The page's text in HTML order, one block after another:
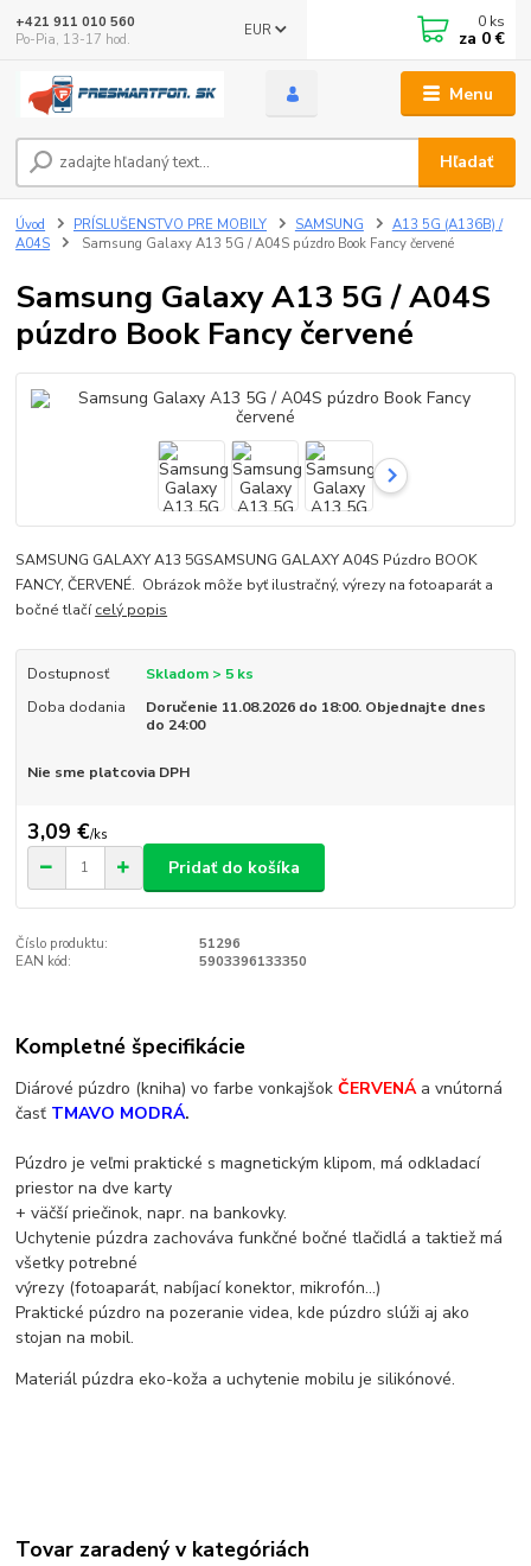
Menu
EUR
Hľadať
+421 911 010 560
Po-Pia, 13-17 hod.
0 ks
za 0 €
Úvod PRÍSLUŠENSTVO PRE MOBILY SAMSUNG
A13 5G (A136B) /
A04S
Samsung Galaxy A13 5G / A04S púzdro Book Fancy červené
Samsung Galaxy A13 5G / A04S
púzdro Book Fancy červené
SAMSUNG GALAXY A13 5GSAMSUNG GALAXY A04S Púzdro BOOK
FANCY, ČERVENÉ. Obrázok môže byť ilustračný, výrezy na fotoaparát a
bočné tlačícelý popis
Dostupnosť
Skladom > 5 ks
Doba dodania
Doručenie 11.08.2026 do 18:00. Objednajte dnes
do 24:00
Nie sme platcovia DPH
3,09 €/ks
Pridať do košíka
Číslo produktu:
51296
EAN kód:
5903396133350
Kompletné špecifikácie
Diárové púzdro (kniha) vo farbe vonkajšokČERVENÁ a vnútorná
časť TMAVO MODRÁ.
Púzdro je veľmi praktické s magnetickým klipom, má odkladací
priestor na dve karty
+ väčší priečinok, napr. na bankovky.
Uchytenie púzdra zachováva funkčné bočné tlačidlá a taktiež má
všetky potrebné
výrezy (fotoaparát, nabíjací konektor, mikrofón...)
Praktické púzdro na pozeranie videa, kde púzdro slúži aj ako
stojan na mobil.
Materiál púzdra eko-koža a uchytenie mobilu je silikónové.
Tovar zaradený v kategóriách